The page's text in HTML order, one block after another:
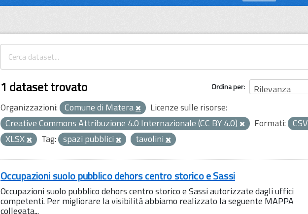
Ordina per
1 dataset trovato
Organizzazioni: Comune di Matera
Licenze sulle risorse:
Creative Commons Attribuzione 4.0 Internazionale (CC BY 4.0)
Formati: CSV
XLSX
Tag: spazi pubblici tavolini
Occupazioni suolo pubblico dehors centro storico e Sassi
Occupazioni suolo pubblico dehors centro storico e Sassi autorizzate dagli uffici
competenti. Per migliorare la visibilità abbiamo realizzato la seguente MAPPA
collegata...